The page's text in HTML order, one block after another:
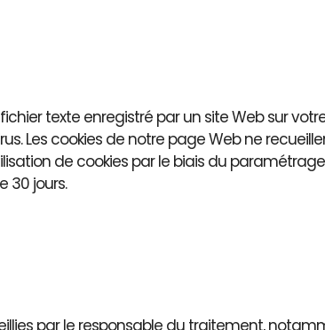
texte enregistré par un site Web sur
Les cookies de notre page Web ne
de cookies par le biais du
30 jours.
par le responsable du traitement,